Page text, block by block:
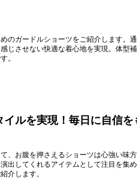
のガードルショーツをご紹介します。
じさせない快適な着心地を実現。体型
。
ルを実現！毎日に自信を
、お腹を押さえるショーツは心強い味
出してくれるアイテムとして注目を集
介します。